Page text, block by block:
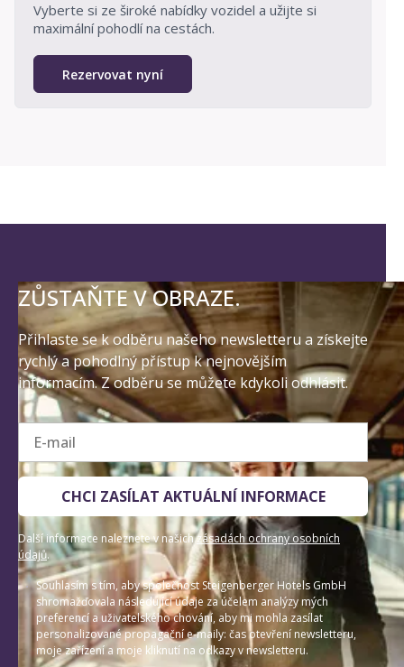
Vyberte si ze široké nabídky vozidel a užijte si
maximální pohodlí na cestách.
Rezervovat nyní
ZŮSTAŇTE V OBRAZE.
Přihlaste se k odběru našeho newsletteru a získejte
rychlý a pohodlný přístup k nejnovějším
informacím. Z odběru se můžete kdykoli odhlásit.
E-mail
CHCI ZASÍLAT AKTUÁLNÍ INFORMACE
Další informace naleznete v našichzásadách ochrany osobních
údajů.
Souhlasím s tím, aby společnost Steigenberger Hotels GmbH
shromažďovala následující údaje za účelem analýzy mých
preferencí a uživatelského chování, aby mi mohla zasílat
personalizované propagační e-maily: čas otevření newsletteru,
moje zařízení a moje kliknutí na odkazy v newsletteru.